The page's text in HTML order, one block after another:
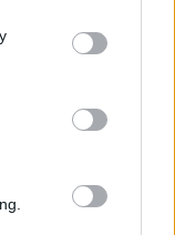
You may click to
party tags to
in below Google